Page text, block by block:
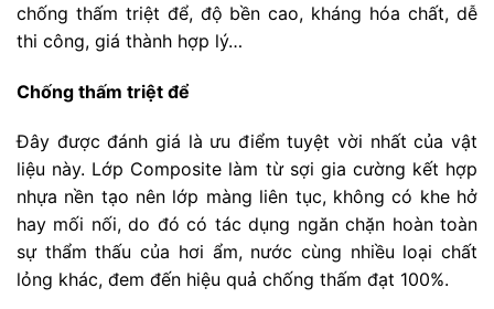
chống thấm triệt để, độ bền cao, kháng hóa chất, dễ
thi công, giá thành hợp lý…
Chống thấm triệt để
Đây được đánh giá là ưu điểm tuyệt vời nhất của vật
liệu này. Lớp Composite làm từ sợi gia cường kết hợp
nhựa nền tạo nên lớp màng liên tục, không có khe hở
hay mối nối, do đó có tác dụng ngăn chặn hoàn toàn
sự thẩm thấu của hơi ẩm, nước cùng nhiều loại chất
lỏng khác, đem đến hiệu quả chống thấm đạt 100%.